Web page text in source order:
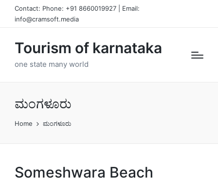
Contact: Phone: +91 8660019927 | Email:
info@cramsoft.media
Tourism of karnataka
one state many world
ಮಂಗಳೂರು
Home ಮಂಗಳೂರು
Someshwara Beach